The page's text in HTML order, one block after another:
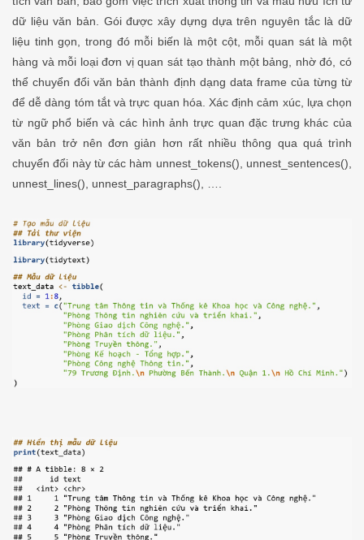
dữ liệu văn bản. Gói được xây dựng dựa trên nguyên tắc là dữ
liệu tinh gọn, trong đó mỗi biến là một cột, mỗi quan sát là một
hàng và mỗi loại đơn vị quan sát tạo thành một bảng, nhờ đó, có
thể chuyển đổi văn bản thành định dạng data frame của từng từ
để dễ dàng tóm tắt và trực quan hóa. Xác định cảm xúc, lựa chọn
từ ngữ phổ biến và các hình ảnh trực quan đặc trưng khác của
văn bản trở nên đơn giản hơn rất nhiều thông qua quá trình
chuyển đổi này từ các hàm unnest_tokens(), unnest_sentences(),
unnest_lines(), unnest_paragraphs(), ….